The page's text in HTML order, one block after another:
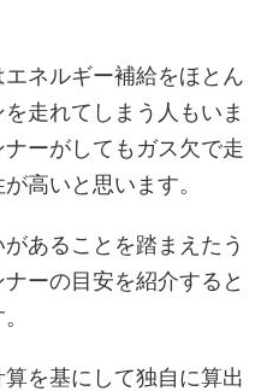
ネルギー補給をほとん
走れてしまう人もいま
ーがしてもガス欠で走
高いと思います。
あることを踏まえたう
ーの目安を紹介すると
算を基にして独自に算出